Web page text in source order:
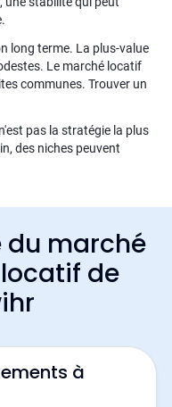
long terme. La plus-value
Le marché locatif
communes. Trouver un
pas la stratégie la plus
des niches peuvent
du marché
de
à